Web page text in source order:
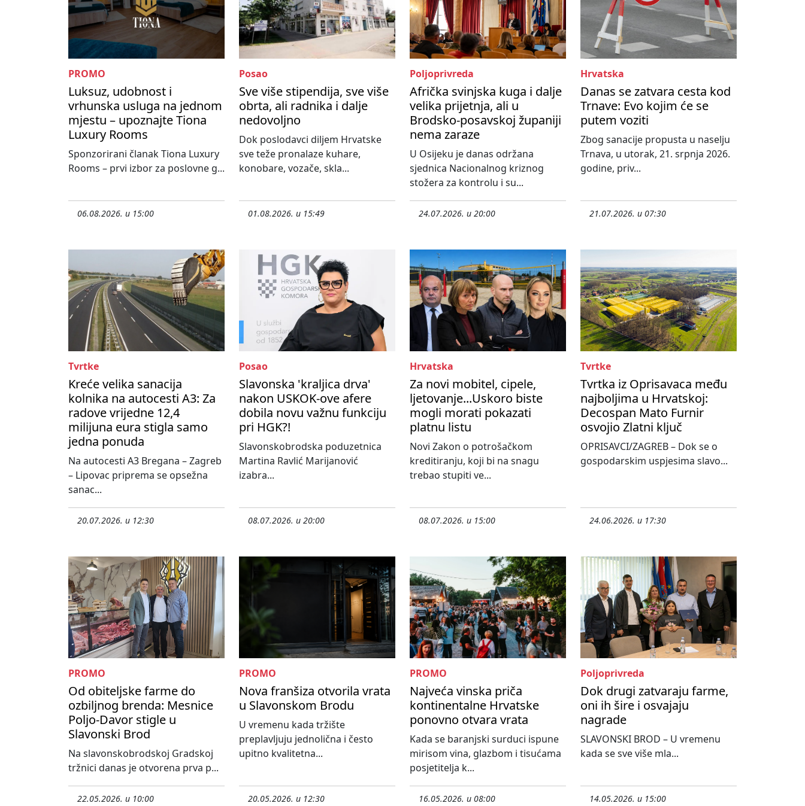
PROMO
Luksuz, udobnost i
vrhunska usluga na jednom
mjestu – upoznajte Tiona
Luxury Rooms
Sponzorirani članak Tiona Luxury
Rooms – prvi izbor za poslovne g...
06.08.2026. u 15:00
Posao
Sve više stipendija, sve više
obrta, ali radnika i dalje
nedovoljno
Dok poslodavci diljem Hrvatske
sve teže pronalaze kuhare,
konobare, vozače, skla...
01.08.2026. u 15:49
Poljoprivreda
Afrička svinjska kuga i dalje
velika prijetnja, ali u
Brodsko-posavskoj županiji
nema zaraze
U Osijeku je danas održana
sjednica Nacionalnog kriznog
stožera za kontrolu i su...
24.07.2026. u 20:00
Hrvatska
Danas se zatvara cesta kod
Trnave: Evo kojim će se
putem voziti
Zbog sanacije propusta u naselju
Trnava, u utorak, 21. srpnja 2026.
godine, priv...
21.07.2026. u 07:30
Tvrtke
Kreće velika sanacija
kolnika na autocesti A3: Za
radove vrijedne 12,4
milijuna eura stigla samo
jedna ponuda
Na autocesti A3 Bregana – Zagreb
– Lipovac priprema se opsežna
sanac...
20.07.2026. u 12:30
Posao
Slavonska 'kraljica drva'
nakon USKOK-ove afere
dobila novu važnu funkciju
pri HGK?!
Slavonskobrodska poduzetnica
Martina Ravlić Marijanović
izabra...
08.07.2026. u 20:00
Hrvatska
Za novi mobitel, cipele,
ljetovanje...Uskoro biste
mogli morati pokazati
platnu listu
Novi Zakon o potrošačkom
kreditiranju, koji bi na snagu
trebao stupiti ve...
08.07.2026. u 15:00
Tvrtke
Tvrtka iz Oprisavaca među
najboljima u Hrvatskoj:
Decospan Mato Furnir
osvojio Zlatni ključ
OPRISAVCI/ZAGREB – Dok se o
gospodarskim uspjesima slavo...
24.06.2026. u 17:30
PROMO
Od obiteljske farme do
ozbiljnog brenda: Mesnice
Poljo-Davor stigle u
Slavonski Brod
Na slavonskobrodskoj Gradskoj
tržnici danas je otvorena prva p...
22.05.2026. u 10:00
PROMO
Nova franšiza otvorila vrata
u Slavonskom Brodu
U vremenu kada tržište
preplavljuju jednolična i često
upitno kvalitetna...
20.05.2026. u 12:30
PROMO
Najveća vinska priča
kontinentalne Hrvatske
ponovno otvara vrata
Kada se baranjski surduci ispune
mirisom vina, glazbom i tisućama
posjetitelja k...
16.05.2026. u 08:00
Poljoprivreda
Dok drugi zatvaraju farme,
oni ih šire i osvajaju
nagrade
SLAVONSKI BROD – U vremenu
kada se sve više mla...
14.05.2026. u 15:00